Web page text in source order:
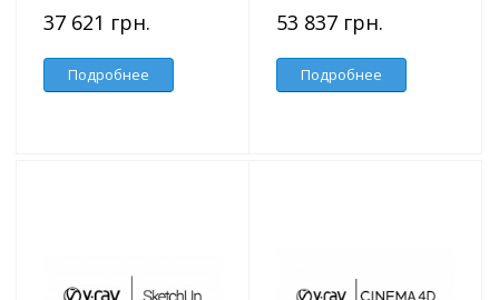
37 621 грн.
Подробнее
53 837 грн.
Подробнее